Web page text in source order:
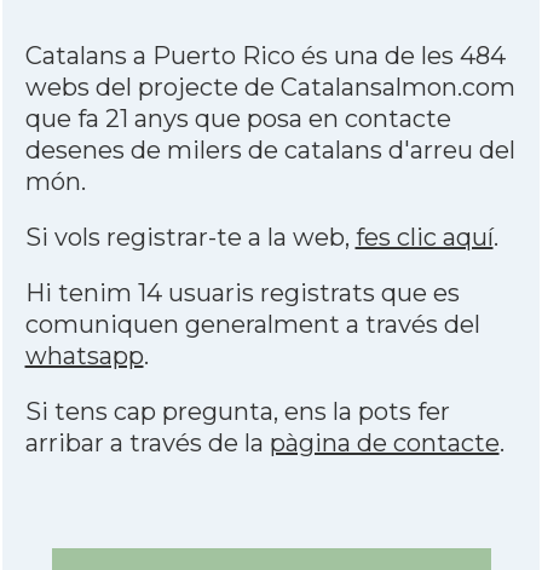
Catalans a Puerto Rico és una de les 484
webs del projecte de Catalansalmon.com
que fa 21 anys que posa en contacte
desenes de milers de catalans d'arreu del
món.
Si vols registrar-te a la web, fes clic aquí.
Hi tenim 14 usuaris registrats que es
comuniquen generalment a través del
whatsapp.
Si tens cap pregunta, ens la pots fer
arribar a través de la pàgina de contacte.